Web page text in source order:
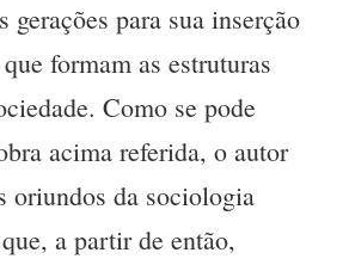
gerações para sua inserção
formam as estruturas
Como se pode
acima referida, o autor
oriundos da sociologia
a partir de então,